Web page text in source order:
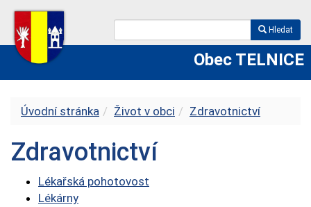
Hledat
Obec TELNICE
Úvodní stránka Život v obci Zdravotnictví
Zdravotnictví
Lékařská pohotovost
Lékárny